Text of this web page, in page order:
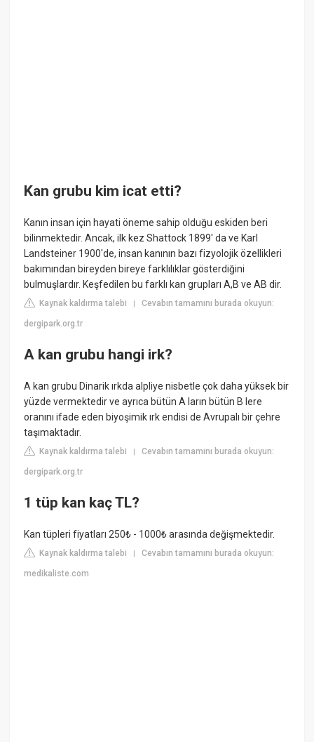
Kan grubu kim icat etti?
Kanın insan için hayati öneme sahip olduğu eskiden beri
bilinmektedir. Ancak, ilk kez Shattock 1899' da ve Karl
Landsteiner 1900'de, insan kanının bazı fizyolojik özellikleri
bakımından bireyden bireye farklılıklar gösterdiğini
bulmuşlardır. Keşfedilen bu farklı kan grupları A,B ve AB dir.
Kaynak kaldırma talebi |Cevabın tamamını burada okuyun:
dergipark.org.tr
A kan grubu hangi irk?
A kan grubu Dinarik ırkda alpliye nisbetle çok daha yüksek bir
yüzde vermektedir ve ayrıca bütün A ların bütün B lere
oranını ifade eden biyoşimik ırk endisi de Avrupalı bir çehre
taşımaktadır.
Kaynak kaldırma talebi |Cevabın tamamını burada okuyun:
dergipark.org.tr
1 tüp kan kaç TL?
Kan tüpleri fiyatları 250₺ - 1000₺ arasında değişmektedir.
Kaynak kaldırma talebi |Cevabın tamamını burada okuyun:
medikaliste.com